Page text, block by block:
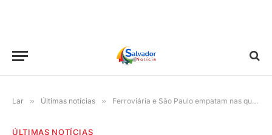
Lar » Últimas notícias » Ferroviária e São Paulo empatam nas quartas do Brasileirão Feminino
ÚLTIMAS NOTÍCIAS